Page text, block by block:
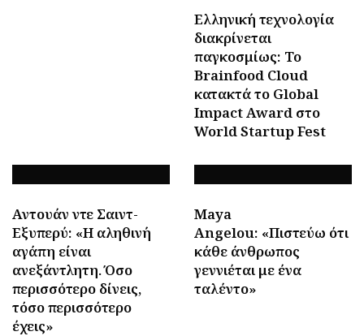
Ελληνική τεχνολογία
διακρίνεται
παγκοσμίως: Το
Brainfood Cloud
κατακτά το Global
Impact Award στο
World Startup Fest
Αντουάν ντε Σαιντ-
Εξυπερύ: «Η αληθινή
αγάπη είναι
ανεξάντλητη. Όσο
περισσότερο δίνεις,
τόσο περισσότερο
έχεις»
Maya
Angelou: «Πιστεύω ότι
κάθε άνθρωπος
γεννιέται με ένα
ταλέντο»